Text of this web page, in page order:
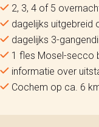
2, 3, 4 of 5
dagelijks uitgebreid
dagelijks 3-
1 fles Mosel-secco
informatie over
Cochem op ca. 6